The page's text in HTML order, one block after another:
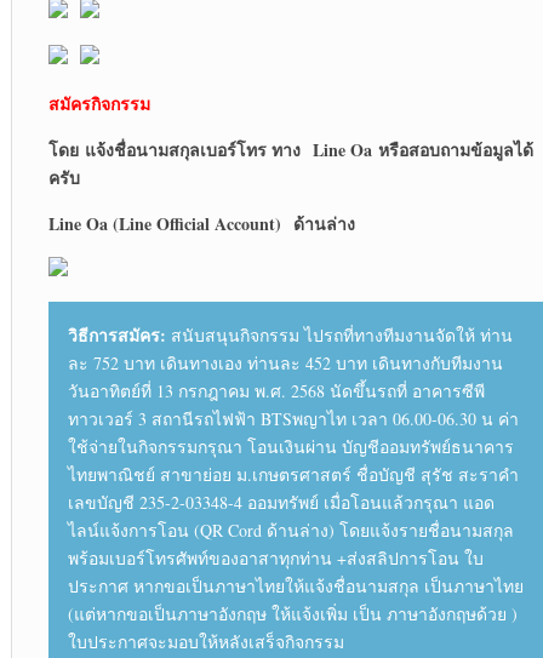
สมัครกิจกรรม
โดยแจ้งชื่อนามสกุลเบอร์โทร ทาง Line Oa หรือสอบถามข้อมูลได้
ครับ
Line Oa (Line Official Account) ด้านล่าง
วิธีการสมัคร: สนับสนุนกิจกรรม ไปรถที่ทางทีมงานจัดให้ ท่าน
ละ 752 บาท เดินทางเอง ท่านละ 452 บาท เดินทางกับทีมงาน
วันอาทิตย์ที่ 13 กรกฎาคม พ.ศ. 2568 นัดขึ้นรถที่ อาคารซีพี
ทาวเวอร์ 3 สถานีรถไฟฟ้า BTSพญาไท เวลา 06.00-06.30 น ค่า
ใช้จ่ายในกิจกรรมกรุณา โอนเงินผ่าน บัญชีออมทรัพย์ธนาคาร
ไทยพาณิชย์ สาขาย่อย ม.เกษตรศาสตร์ ชื่อบัญชี สุรัช สะราคำ
เลขบัญชี 235-2-03348-4 ออมทรัพย์ เมื่อโอนแล้วกรุณา แอด
ไลน์แจ้งการโอน (QR Cord ด้านล่าง) โดยแจ้งรายชื่อนามสกุล
พร้อมเบอร์โทรศัพท์ของอาสาทุกท่าน +ส่งสลิปการโอน ใบ
ประกาศ หากขอเป็นภาษาไทยให้แจ้งชื่อนามสกุล เป็นภาษาไทย
(แต่หากขอเป็นภาษาอังกฤษ ให้แจ้งเพิ่ม เป็น ภาษาอังกฤษด้วย )
ใบประกาศจะมอบให้หลังเสร็จกิจกรรม